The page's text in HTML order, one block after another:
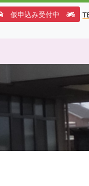
仮申込み受付中